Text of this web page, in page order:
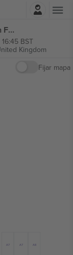
Swindon Town FC vs Northampton Town FC EFL League Two entradas
BST
Kingdom
Fijar mapa
A7 A7 A8